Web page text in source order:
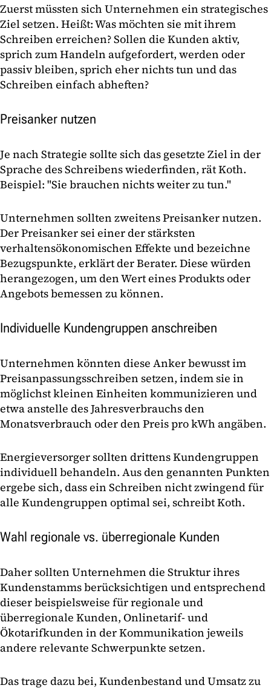
Zuerst müssten sich Unternehmen ein strategisches
Ziel setzen. Heißt: Was möchten sie mit ihrem
Schreiben erreichen? Sollen die Kunden aktiv,
sprich zum Handeln aufgefordert, werden oder
passiv bleiben, sprich eher nichts tun und das
Schreiben einfach abheften?
Preisanker nutzen
Je nach Strategie sollte sich das gesetzte Ziel in der
Sprache des Schreibens wiederfinden, rät Koth.
Beispiel: "Sie brauchen nichts weiter zu tun."
Unternehmen sollten zweitens Preisanker nutzen.
Der Preisanker sei einer der stärksten
verhaltensökonomischen Effekte und bezeichne
Bezugspunkte, erklärt der Berater. Diese würden
herangezogen, um den Wert eines Produkts oder
Angebots bemessen zu können.
Individuelle Kundengruppen anschreiben
Unternehmen könnten diese Anker bewusst im
Preisanpassungsschreiben setzen, indem sie in
möglichst kleinen Einheiten kommunizieren und
etwa anstelle des Jahresverbrauchs den
Monatsverbrauch oder den Preis pro kWh angäben.
Energieversorger sollten drittens Kundengruppen
individuell behandeln. Aus den genannten Punkten
ergebe sich, dass ein Schreiben nicht zwingend für
alle Kundengruppen optimal sei, schreibt Koth.
Wahl regionale vs. überregionale Kunden
Daher sollten Unternehmen die Struktur ihres
Kundenstamms berücksichtigen und entsprechend
dieser beispielsweise für regionale und
überregionale Kunden, Onlinetarif- und
Ökotarifkunden in der Kommunikation jeweils
andere relevante Schwerpunkte setzen.
Das trage dazu bei, Kundenbestand und Umsatz zu